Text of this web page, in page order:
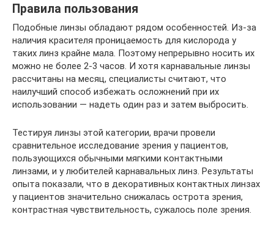
Правила пользования
Подобные линзы обладают рядом особенностей. Из-за
наличия красителя проницаемость для кислорода у
таких линз крайне мала. Поэтому непрерывно носить их
можно не более 2-3 часов. И хотя карнавальные линзы
рассчитаны на месяц, специалисты считают, что
наилучший способ избежать осложнений при их
использовании — надеть один раз и затем выбросить.
Тестируя линзы этой категории, врачи провели
сравнительное исследование зрения у пациентов,
пользующихся обычными мягкими контактными
линзами, и у любителей карнавальных линз. Результаты
опыта показали, что в декоративных контактных линзах
у пациентов значительно снижалась острота зрения,
контрастная чувствительность, сужалось поле зрения.